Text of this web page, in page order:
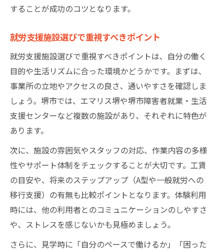
することが成功のコツとなります。
就労支援施設選びで重視すべきポイント
就労支援施設選びで重視すべきポイントは、自分の働く
目的や生活リズムに合った環境かどうかです。まずは、
事業所の立地やアクセスの良さ、通いやすさを確認しま
しょう。堺市では、エマリス堺や堺市障害者就業・生活
支援センターなど複数の施設があり、それぞれに特色が
あります。
次に、施設の雰囲気やスタッフの対応、作業内容の多様
性やサポート体制をチェックすることが大切です。工賃
の目安や、将来のステップアップ（A型や一般就労への
移行支援）の有無も比較ポイントとなります。体験利用
時には、他の利用者とのコミュニケーションのしやすさ
や、ストレスを感じないかも見極めましょう。
さらに、見学時に「自分のペースで働けるか」「困った